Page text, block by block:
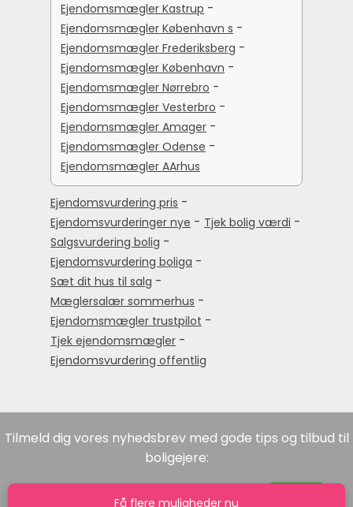
Ejendomsmægler Kastrup -
Ejendomsmægler København s -
Ejendomsmægler Frederiksberg -
Ejendomsmægler København -
Ejendomsmægler Nørrebro -
Ejendomsmægler Vesterbro -
Ejendomsmægler Amager -
Ejendomsmægler Odense -
Ejendomsmægler AArhus
Ejendomsvurdering pris -
Ejendomsvurderinger nye - Tjek bolig værdi -
Salgsvurdering bolig -
Ejendomsvurdering boliga -
Sæt dit hus til salg -
Mæglersalær sommerhus -
Ejendomsmægler trustpilot -
Tjek ejendomsmægler -
Ejendomsvurdering offentlig
Tilmeld dig vores nyhedsbrev med gode tips og tilbud til
boligejere:
Få flere muligheder nu